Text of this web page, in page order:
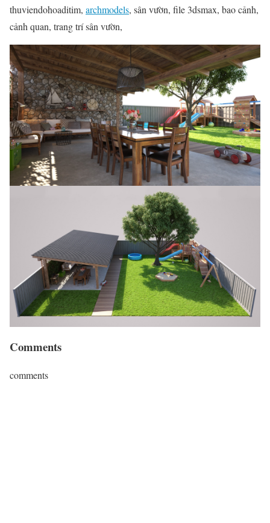
thuviendohoaditim, archmodels, sân vườn, file 3dsmax, bao cảnh,
cảnh quan, trang trí sân vườn,
Comments
comments